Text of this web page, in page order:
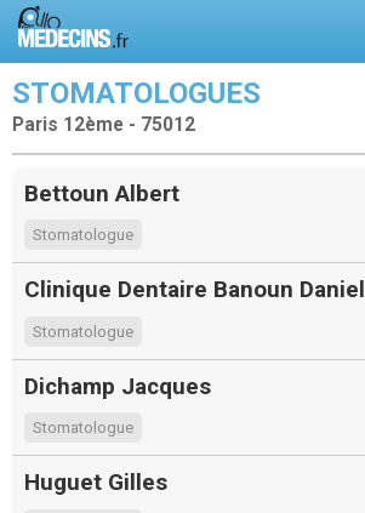
STOMATOLOGUES
Paris 12ème - 75012
Bettoun Albert
Stomatologue
Clinique Dentaire Banoun Daniel
Stomatologue
Dichamp Jacques
Stomatologue
Huguet Gilles